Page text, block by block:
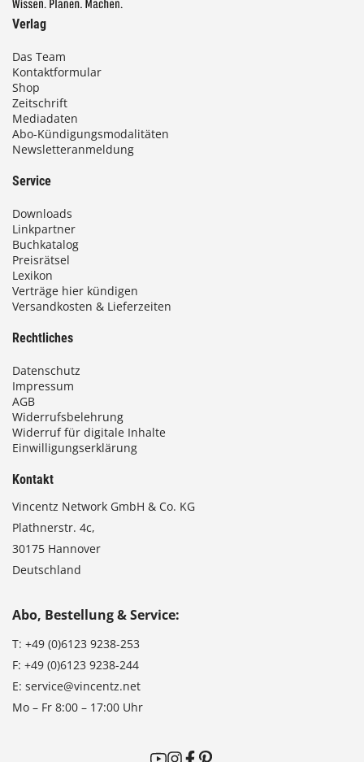
Verlag
Das Team
Kontaktformular
Shop
Zeitschrift
Mediadaten
Abo-Kündigungsmodalitäten
Newsletteranmeldung
Service
Downloads
Linkpartner
Buchkatalog
Preisrätsel
Lexikon
Verträge hier kündigen
Versandkosten & Lieferzeiten
Rechtliches
Datenschutz
Impressum
AGB
Widerrufsbelehrung
Widerruf für digitale Inhalte
Einwilligungserklärung
Kontakt
Vincentz Network GmbH & Co. KG
Plathnerstr. 4c,
30175 Hannover
Deutschland
Abo, Bestellung & Service:
T: +49 (0)6123 9238-253
F: +49 (0)6123 9238-244
E: service@vincentz.net
Mo – Fr 8:00 – 17:00 Uhr